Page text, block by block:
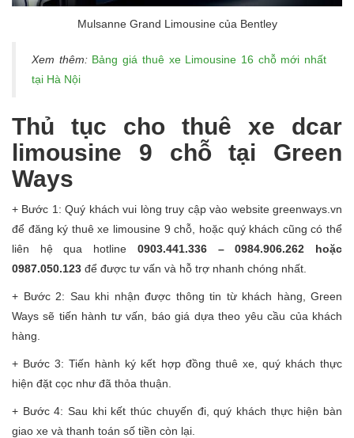
Mulsanne Grand Limousine của Bentley
Xem thêm: Bảng giá thuê xe Limousine 16 chỗ mới nhất
tại Hà Nội
Thủ tục cho thuê xe dcar
limousine 9 chỗ tại Green
Ways
+ Bước 1: Quý khách vui lòng truy cập vào website greenways.vn
để đăng ký thuê xe limousine 9 chỗ, hoặc quý khách cũng có thể
liên hệ qua hotline 0903.441.336 – 0984.906.262 hoặc
0987.050.123 để được tư vấn và hỗ trợ nhanh chóng nhất.
+ Bước 2: Sau khi nhận được thông tin từ khách hàng, Green
Ways sẽ tiến hành tư vấn, báo giá dựa theo yêu cầu của khách
hàng.
+ Bước 3: Tiến hành ký kết hợp đồng thuê xe, quý khách thực
hiện đặt cọc như đã thỏa thuận.
+ Bước 4: Sau khi kết thúc chuyến đi, quý khách thực hiện bàn
giao xe và thanh toán số tiền còn lại.